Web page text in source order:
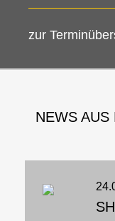
zur
NEWS AUS